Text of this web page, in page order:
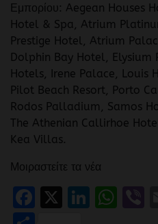
Εμπορίου: Aegean Houses
Hotel & Spa, Atrium
Prestige Hotel, Atrium
Dolphin Bay Hotel, Elysium
Hotels, Irene Palace, Louis
Pilot Beach Resort, Porto
Rodos Palladium, Samos
The Athenian Callirhoe
Kea Villas.
Μοιραστείτε τα νέα
Facebook
X